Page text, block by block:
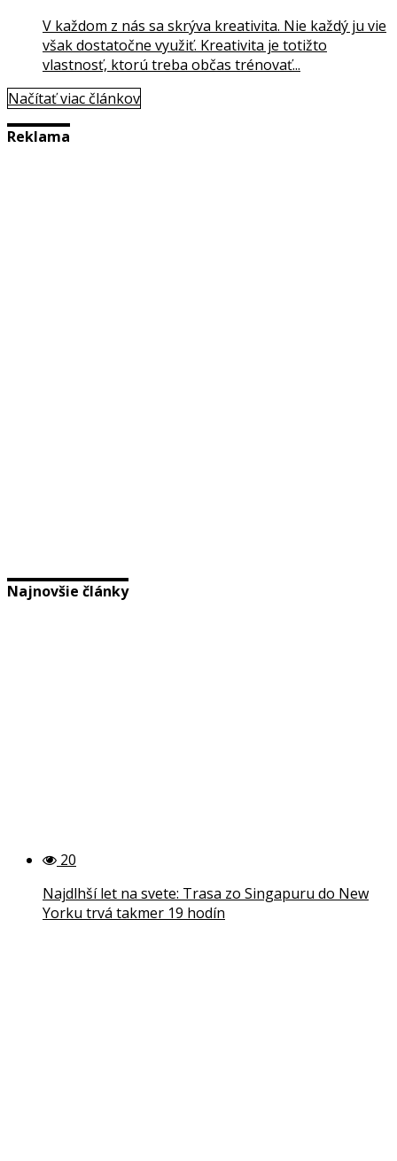
V každom z nás sa skrýva kreativita. Nie každý ju vie
však dostatočne využiť. Kreativita je totižto
vlastnosť, ktorú treba občas trénovať...
Načítať viac článkov
Reklama
Najnovšie články
20
Najdlhší let na svete: Trasa zo Singapuru do New
Yorku trvá takmer 19 hodín